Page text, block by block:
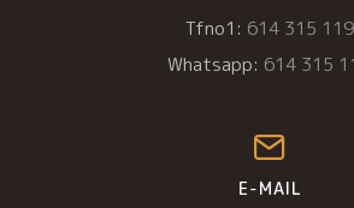
Tfno1: 614 315 119
Whatsapp: 614 315
E-MAIL